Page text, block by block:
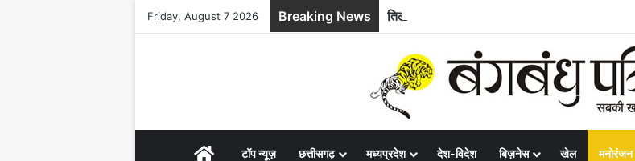
Friday, August 7 2026 Breaking News
HOMEटॉप न्यूज़ छत्तीसगढ़ मध्यप्रदेश देश-विदेश बिज़नेस खेल मनोरंजन